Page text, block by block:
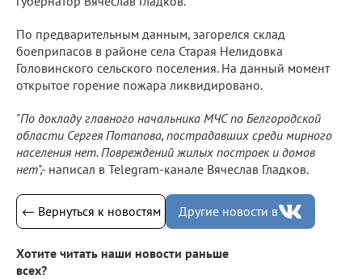
По предварительным данным, загорелся склад
боеприпасов в районе села Старая Нелидовка
Головинского сельского поселения. На данный момент
открытое горение пожара ликвидировано.
"По докладу главного начальника МЧС по Белгородской
области Сергея Потапова, пострадавших среди мирного
населения нет. Повреждений жилых построек и домов
нет",- написал в Telegram-канале Вячеслав Гладков.
← Вернуться к новостям Другие новости в
Хотите читать наши новости раньше
всех?